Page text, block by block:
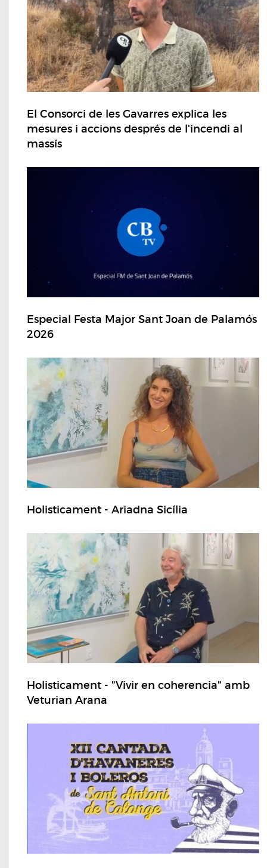
El Consorci de les Gavarres explica les
mesures i accions després de l'incendi al
massís
Especial Festa Major Sant Joan de Palamós
2026
Holisticament - Ariadna Sicília
Holisticament - "Vivir en coherencia" amb
Veturian Arana